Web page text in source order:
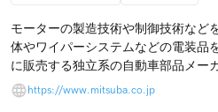
モーターの製造技術や制御技術など
体やワイパーシステムなどの電装品
に販売する独立系の自動車部品メー
は、四輪車用ではワイパーシステム
フ、エンジン冷却用ファンを駆動す
https://www.mitsuba.co.jp